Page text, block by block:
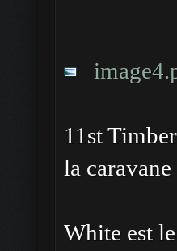
11st
la
White est